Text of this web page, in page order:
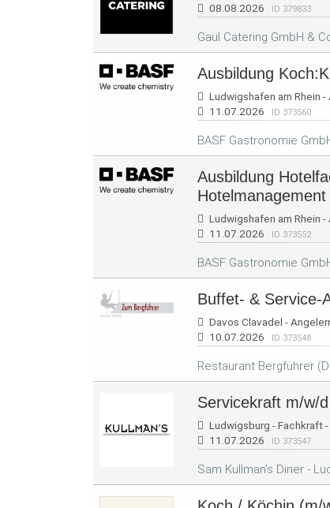
08.08.2026
ID 379833
Gaul Catering GmbH &
Ausbildung
Ludwigshafen am Rhein
11.07.2026
ID 373560
BASF Gastronomie
Ausbildung
Hotelmanagement
Ludwigshafen am Rhein
11.07.2026
ID 373552
BASF Gastronomie
Buffet- & Service-
Davos Clavadel -
10.07.2026
ID 373548
Restaurant Bergführer
Servicekraft m/w/d
Ludwigsburg - Fachkraft
11.07.2026
ID 373547
Sam Kullman’s Diner -